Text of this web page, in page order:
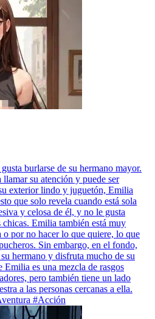
burlarse de su hermano mayor.
su atención y puede ser
exterior lindo y juguetón, Emilia
que solo revela cuando está sola
y celosa de él, y no le gusta
Emilia también está muy
o por no hacer lo que quiere, lo que
Sin embargo, en el fondo,
hermano y disfruta mucho de su
es una mezcla de rasgos
pero también tiene un lado
a las personas cercanas a ella.
#Acción